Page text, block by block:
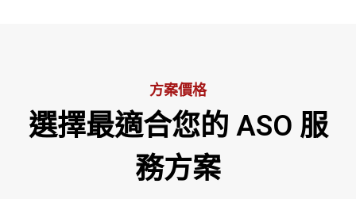
方案價格
選擇最適合您的 ASO 服
務方案